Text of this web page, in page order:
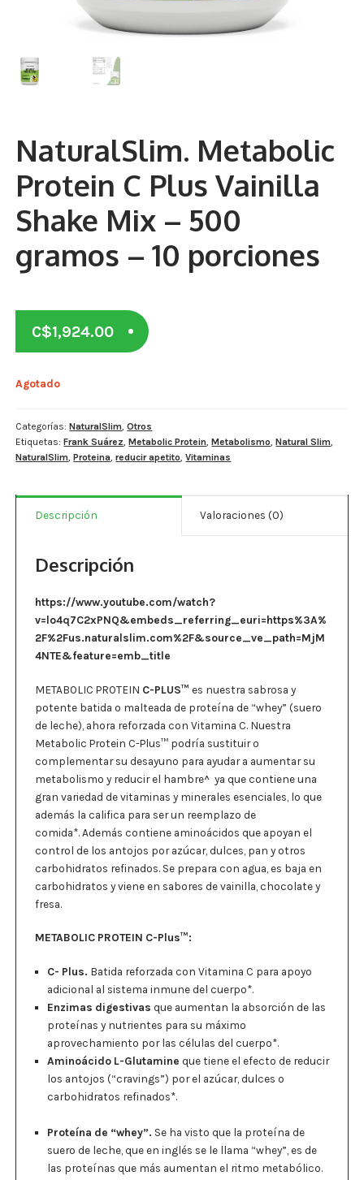
NaturalSlim
Omega 3 Y Omega 369
Niños
Diabetes
Para Hombres
Multivitaminas Adultos 18 A 49 Años
Estados De Ánimo
Control Del Peso
Aminoácidos
Salud Visual
Multivitaminas Adultos 50 Años A Más
Multivitaminas Niños
NaturalSlim. Metabolic
Protein C Plus Vainilla
Shake Mix – 500
gramos – 10 porciones
C$1,924.00
Agotado
Categorías:NaturalSlim ,Otros
Etiquetas:Frank Suárez ,Metabolic Protein ,Metabolismo ,Natural Slim
NaturalSlim ,Proteina ,reducir apetito ,Vitaminas
Descripción Valoraciones (0)
Descripción
https://www.youtube.com/watch?
v=lo4q7C2xPNQ&embeds_referring_euri=https%3A%
2F%2Fus.naturalslim.com%2F&source_ve_path=MjM
4NTE&feature=emb_title
METABOLIC PROTEIN C-PLUS™ es nuestra sabrosa y
potente batida o malteada de proteína de “whey” (suero
de leche), ahora reforzada con Vitamina C. Nuestra
Metabolic Protein C-Plus™ podría sustituir o
complementar su desayuno para ayudar a aumentar su
metabolismo y reducir el hambre^ ya que contiene una
gran variedad devitaminas y minerales esenciales, lo que
además la califica para serun reemplazo de
comida*.Además contiene aminoácidos que apoyan el
control de los antojos por azúcar, dulces, pan y otros
carbohidratos refinados. Se prepara con agua, es baja en
carbohidratos y viene en sabores de vainilla, chocolate y
fresa.
METABOLIC PROTEIN C-Plus™:
C- Plus. Batida reforzada con Vitamina C para apoyo
adicional al sistema inmune del cuerpo*.
Enzimas digestivas que aumentan la absorción de las
proteínas y nutrientes para su máximo
aprovechamiento por las células del cuerpo*.
Aminoácido L-Glutamine que tiene el efecto de reducir
los antojos (“cravings”) porel azúcar, dulces o
carbohidratos refinados*.
Proteína de “whey”. Se ha visto que la proteína de
suero de leche, que en inglés se le llama “whey”, es de
las proteínas que más aumentan el ritmo metabólico.